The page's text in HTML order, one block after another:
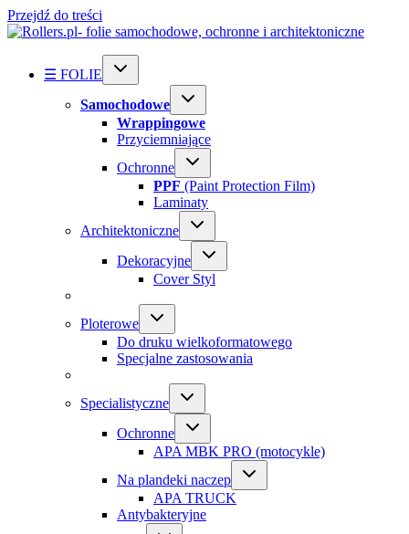
Przejdź do treści
☰ FOLIE
Samochodowe
Wrappingowe
Przyciemniające
Ochronne
PPF (Paint Protection Film)
Laminaty
Architektoniczne
Dekoracyjne
Cover Styl
Ploterowe
Do druku wielkoformatowego
Specjalne zastosowania
Specialistyczne
Ochronne
APA MBK PRO (motocykle)
Na plandeki naczep
APA TRUCK
Antybakteryjne